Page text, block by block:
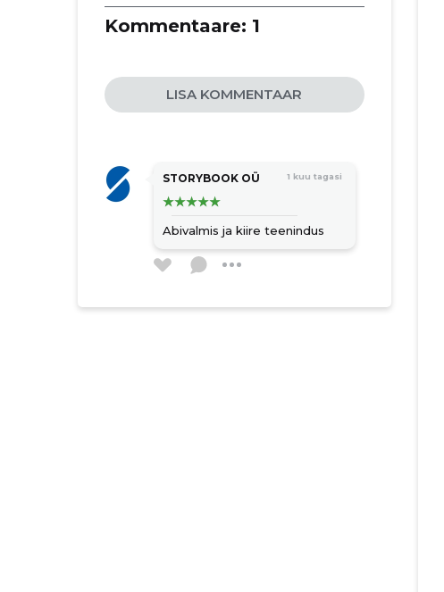
Kommentaare: 1
LISA KOMMENTAAR
STORYBOOK OÜ 1 kuu tagasi
Abivalmis ja kiire teenindus